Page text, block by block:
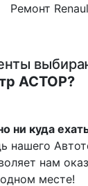
Ремонт
АСТОР?
ни куда
нашего
нам
месте!